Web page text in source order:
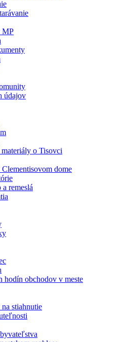
MP
údajov
materiály o Tisovci
dome
remeslá
hodín obchodov v meste
stiahnutie